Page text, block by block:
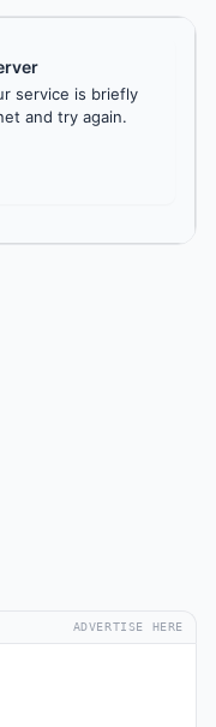
service is briefly
and try again.
ADVERTISE HERE